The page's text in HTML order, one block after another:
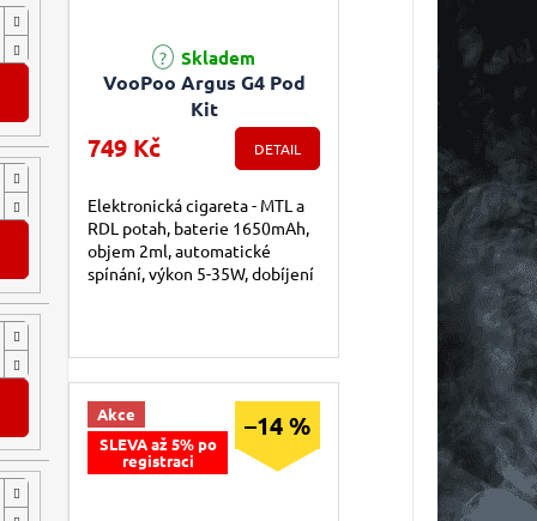
KOŠÍKU
KOŠÍKU
KOŠÍKU
VooPoo Argus G4 Pod
Kit
Skladem
749 Kč DETAIL
Elektronická cigareta - MTL a
RDL potah, baterie 1650mAh,
objem 2ml, automatické
spínání, výkon 5-35W, dobíjení
Akce
SLEVA až 5% po
registraci
–14 %